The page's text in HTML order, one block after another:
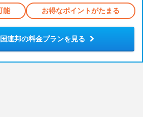
能 お得なポイントがたまる
連邦の料金プランを見る